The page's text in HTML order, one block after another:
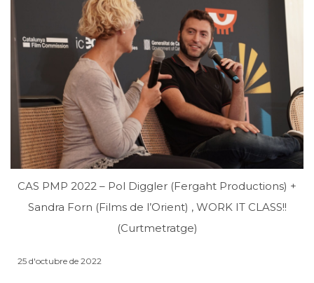
CAS PMP 2022 – Pol Diggler (Fergaht Productions) +
Sandra Forn (Films de l’Orient) , WORK IT CLASS!!
(Curtmetratge)
25 d'octubre de 2022